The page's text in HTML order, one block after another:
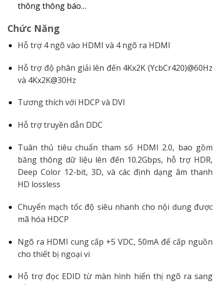
thông thông báo…
Chức Năng
Hỗ trợ 4 ngõ vào HDMI và 4 ngõ ra HDMI
Hỗ trợ độ phân giải lên đến 4Kx2K (YcbCr420)@60Hz
và 4Kx2K@30Hz
Tương thích với HDCP và DVI
Hỗ trợ truyền dẫn DDC
Tuân thủ tiêu chuẩn tham số HDMI 2.0, bao gồm
băng thông dữ liệu lên đến 10.2Gbps, hỗ trợ HDR,
Deep Color 12-bit, 3D, và các định dạng âm thanh
HD lossless
Chuyển mạch tốc độ siêu nhanh cho nội dung được
mã hóa HDCP
Ngõ ra HDMI cung cấp +5 VDC, 50mA để cấp nguồn
cho thiết bị ngoại vi
Hỗ trợ đọc EDID từ màn hình hiển thị ngõ ra sang